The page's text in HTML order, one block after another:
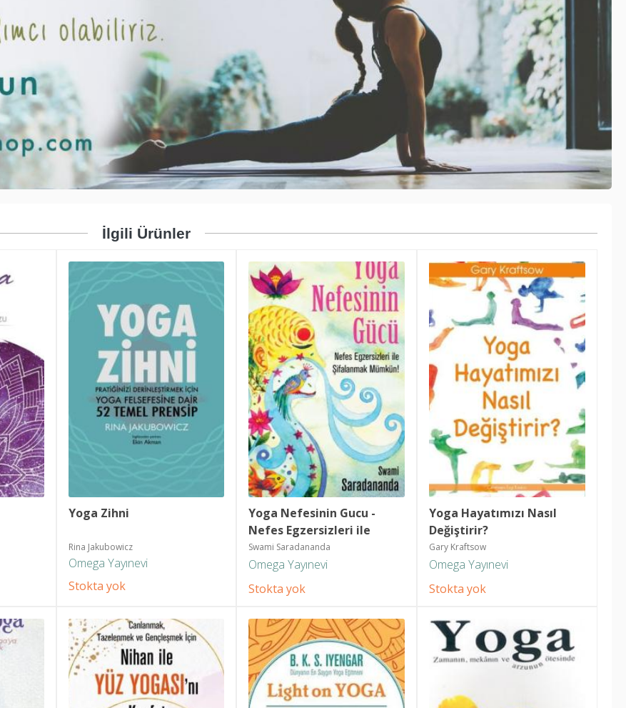
İlgili Ürünler
Yoga Zihni
Rina Jakubowicz
Omega Yayınevi
Stokta yok
Yoga Nefesinin Gucu -
Nefes Egzersizleri ile
Şifalanmak Mumkun!
Swami Saradananda
Omega Yayınevi
Stokta yok
Yoga Hayatımızı Nasıl
Değiştirir?
Gary Kraftsow
Omega Yayınevi
Stokta yok